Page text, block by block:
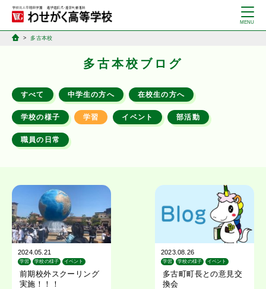
多古本校
多古本校ブログ
すべて 中学生の方へ 在校生の方へ
学校の様子 学習 イベント 部活動
職員の日常
2024.05.21
学習 学校の様子 イベント
前期校外スクーリング
実施！！！
2023.08.26
学習 学校の様子
イベント
多古町町長との意見交
換会